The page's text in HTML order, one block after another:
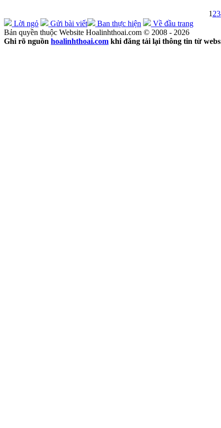
1 23
Lời ngỏ
Gửi bài viết Ban thực hiện
Về đầu trang
Bản quyền thuộc Website Hoalinhthoai.com © 2008 - 2026
Ghi rõ nguồn hoalinhthoai.com khi đăng tải lại thông tin từ